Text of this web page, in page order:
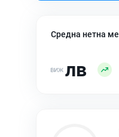
Средна нетна
лв